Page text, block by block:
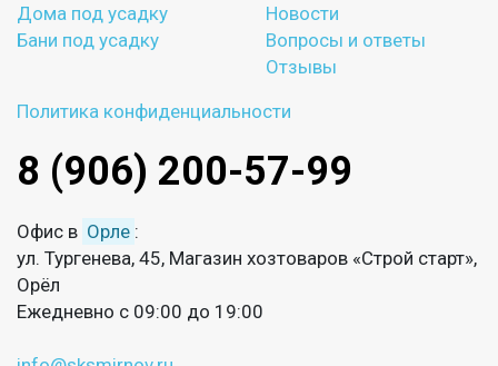
Дома под усадку
Бани под усадку
Новости
Вопросы и ответы
Отзывы
Политика конфиденциальности
8 (906) 200-57-99
Офис в Орле :
ул. Тургенева, 45, Магазин хозтоваров «Строй старт»,
Орёл
Ежедневно с 09:00 до 19:00